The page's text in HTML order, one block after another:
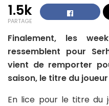
1.5k
PARTAGE
Finalement, les
ressemblent pour
vient de remporter
saison, le titre du
En lice pour le titre du